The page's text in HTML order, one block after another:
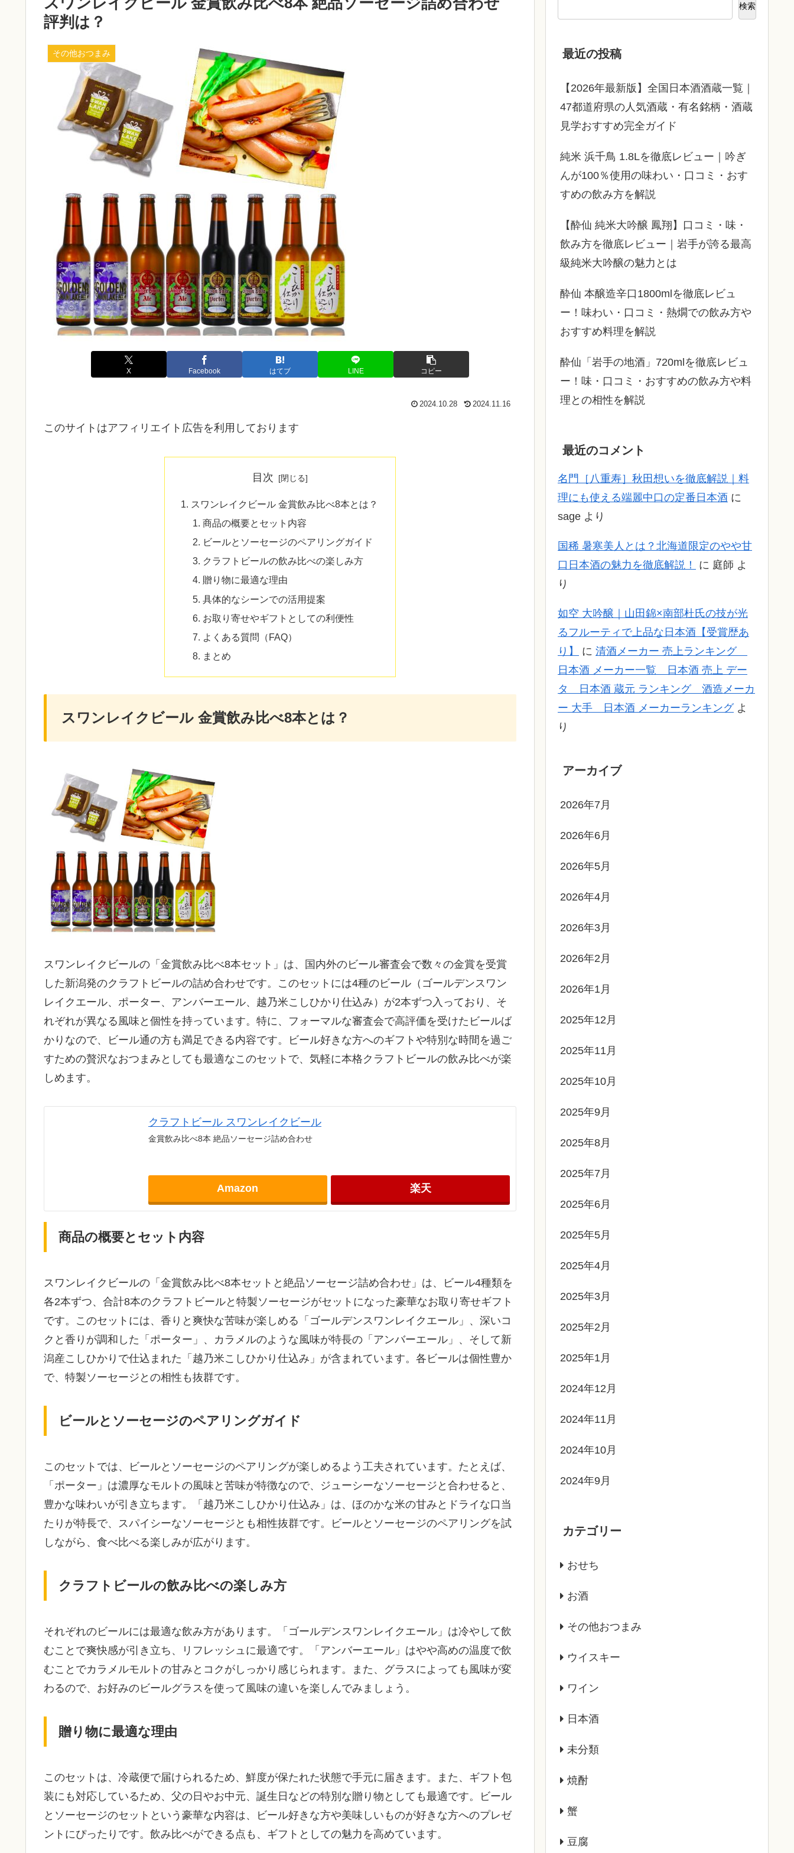
評判は？
その他おつまみ
X Facebook はてブ LINE コピー
2024.10.28 2024.11.16
このサイトはアフィリエイト広告を利用しております
目次
スワンレイクビール 金賞飲み比べ8本とは？
商品の概要とセット内容
ビールとソーセージのペアリングガイド
クラフトビールの飲み比べの楽しみ方
贈り物に最適な理由
具体的なシーンでの活用提案
お取り寄せやギフトとしての利便性
よくある質問（FAQ）
まとめ
スワンレイクビール 金賞飲み比べ8本とは？
スワンレイクビールの「金賞飲み比べ8本セット」は、国内外のビール審査会で数々の金賞を受賞
した新潟発のクラフトビールの詰め合わせです。このセットには4種のビール（ゴールデンスワン
レイクエール、ポーター、アンバーエール、越乃米こしひかり仕込み）が2本ずつ入っており、そ
れぞれが異なる風味と個性を持っています。特に、フォーマルな審査会で高評価を受けたビールば
かりなので、ビール通の方も満足できる内容です。ビール好きな方へのギフトや特別な時間を過ご
すための贅沢なおつまみとしても最適なこのセットで、気軽に本格クラフトビールの飲み比べが楽
しめます。
クラフトビール スワンレイクビール
金賞飲み比べ8本 絶品ソーセージ詰め合わせ
Amazon 楽天
商品の概要とセット内容
スワンレイクビールの「金賞飲み比べ8本セットと絶品ソーセージ詰め合わせ」は、ビール4種類を
各2本ずつ、合計8本のクラフトビールと特製ソーセージがセットになった豪華なお取り寄せギフト
です。このセットには、香りと爽快な苦味が楽しめる「ゴールデンスワンレイクエール」、深いコ
クと香りが調和した「ポーター」、カラメルのような風味が特長の「アンバーエール」、そして新
潟産こしひかりで仕込まれた「越乃米こしひかり仕込み」が含まれています。各ビールは個性豊か
で、特製ソーセージとの相性も抜群です。
ビールとソーセージのペアリングガイド
このセットでは、ビールとソーセージのペアリングが楽しめるよう工夫されています。たとえば、
「ポーター」は濃厚なモルトの風味と苦味が特徴なので、ジューシーなソーセージと合わせると、
豊かな味わいが引き立ちます。「越乃米こしひかり仕込み」は、ほのかな米の甘みとドライな口当
たりが特長で、スパイシーなソーセージとも相性抜群です。ビールとソーセージのペアリングを試
しながら、食べ比べる楽しみが広がります。
クラフトビールの飲み比べの楽しみ方
それぞれのビールには最適な飲み方があります。「ゴールデンスワンレイクエール」は冷やして飲
むことで爽快感が引き立ち、リフレッシュに最適です。「アンバーエール」はやや高めの温度で飲
むことでカラメルモルトの甘みとコクがしっかり感じられます。また、グラスによっても風味が変
わるので、お好みのビールグラスを使って風味の違いを楽しんでみましょう。
贈り物に最適な理由
このセットは、冷蔵便で届けられるため、鮮度が保たれた状態で手元に届きます。また、ギフト包
装にも対応しているため、父の日やお中元、誕生日などの特別な贈り物としても最適です。ビール
とソーセージのセットという豪華な内容は、ビール好きな方や美味しいものが好きな方へのプレゼ
ントにぴったりです。飲み比べができる点も、ギフトとしての魅力を高めています。
検索
最近の投稿
【2026年最新版】全国日本酒酒蔵一覧｜
47都道府県の人気酒蔵・有名銘柄・酒蔵
見学おすすめ完全ガイド
純米 浜千鳥 1.8Lを徹底レビュー｜吟ぎ
んが100％使用の味わい・口コミ・おす
すめの飲み方を解説
【酔仙 純米大吟醸 鳳翔】口コミ・味・
飲み方を徹底レビュー｜岩手が誇る最高
級純米大吟醸の魅力とは
酔仙 本醸造辛口1800mlを徹底レビュ
ー！味わい・口コミ・熱燗での飲み方や
おすすめ料理を解説
酔仙「岩手の地酒」720mlを徹底レビュ
ー！味・口コミ・おすすめの飲み方や料
理との相性を解説
最近のコメント
名門［八重寿］秋田想いを徹底解説｜料
理にも使える端麗中口の定番日本酒 に
sage より
国稀 暑寒美人とは？北海道限定のやや甘
口日本酒の魅力を徹底解説！
に 庭師 よ
り
如空 大吟醸｜山田錦×南部杜氏の技が光
るフルーティで上品な日本酒【受賞歴あ
り】
に 清酒メーカー 売上ランキング
日本酒 メーカー一覧 日本酒 売上 デー
タ 日本酒 蔵元 ランキング 酒造メーカ
ー 大手 日本酒 メーカーランキングよ
り
アーカイブ
2026年7月
2026年6月
2026年5月
2026年4月
2026年3月
2026年2月
2026年1月
2025年12月
2025年11月
2025年10月
2025年9月
2025年8月
2025年7月
2025年6月
2025年5月
2025年4月
2025年3月
2025年2月
2025年1月
2024年12月
2024年11月
2024年10月
2024年9月
カテゴリー
おせち
お酒
その他おつまみ
ウイスキー
ワイン
日本酒
未分類
焼酎
蟹
豆腐